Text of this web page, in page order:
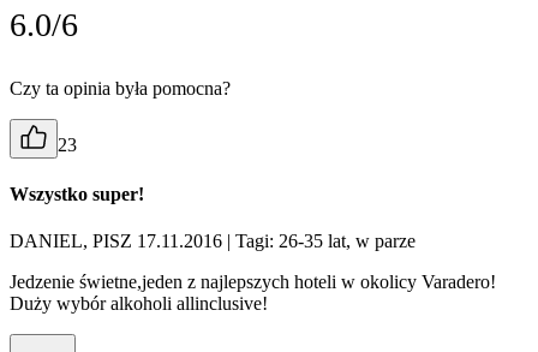
6.0/6
Czy ta opinia była pomocna?
23
Wszystko super!
DANIEL, PISZ 17.11.2016
| Tagi: 26-35 lat, w parze
Jedzenie świetne,jeden z najlepszych hoteli w okolicy Varadero!
Duży wybór alkoholi allinclusive!